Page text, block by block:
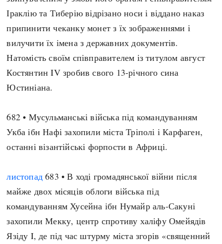
Іраклію та Тиберію відрізано носи і віддано наказ
припинити чеканку монет з їх зображеннями і
вилучити їх імена з державних документів.
Натомість своїм співправителем із титулом август
Костянтин IV зробив свого 13-річного сина
Юстиніана.
682 • Мусульманські війська під командуванням
Укба ібн Нафі захопили міста Тріполі і Карфаген,
останні візантійські форпости в Африці.
листопад 683 • В ході громадянської війни після
майже двох місяців облоги війська під
командуванням Хусейна ібн Нумайр аль-Сакуні
захопили Мекку, центр спротиву халіфу Омейядів
Язіду I, де під час штурму міста згорів «священний